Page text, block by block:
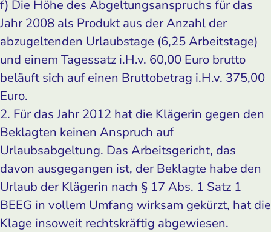
f) Die Höhe des Abgeltungsanspruchs für das
Jahr 2008 als Produkt aus der Anzahl der
abzugeltenden Urlaubstage (6,25 Arbeitstage)
und einem Tagessatz i.H.v. 60,00 Euro brutto
beläuft sich auf einen Bruttobetrag i.H.v. 375,00
Euro.
2. Für das Jahr 2012 hat die Klägerin gegen den
Beklagten keinen Anspruch auf
Urlaubsabgeltung. Das Arbeitsgericht, das
davon ausgegangen ist, der Beklagte habe den
Urlaub der Klägerin nach § 17 Abs. 1 Satz 1
BEEG in vollem Umfang wirksam gekürzt, hat die
Klage insoweit rechtskräftig abgewiesen.